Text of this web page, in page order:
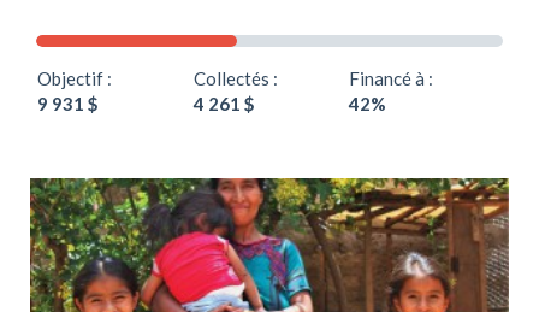
Objectif :
9 931 $
Collectés :
4 261 $
Financé à :
42%